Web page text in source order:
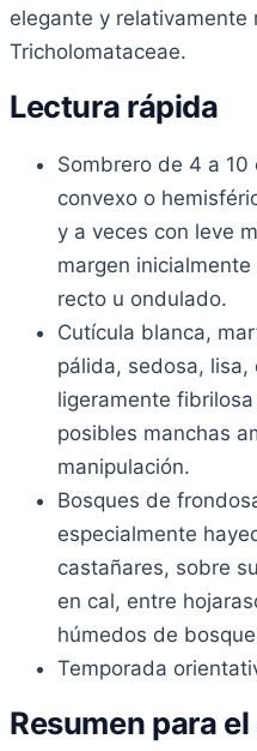
elegante y relativamente
Tricholomataceae.
Lectura rápida
Sombrero de 4 a 10
convexo o
y a veces con leve
margen
recto u ondulado.
Cutícula blanca,
pálida, sedosa, lisa,
ligeramente
posibles manchas
manipulación.
Bosques de
especialmente
castañares, sobre
en cal, entre
húmedos de
Temporada
Resumen para